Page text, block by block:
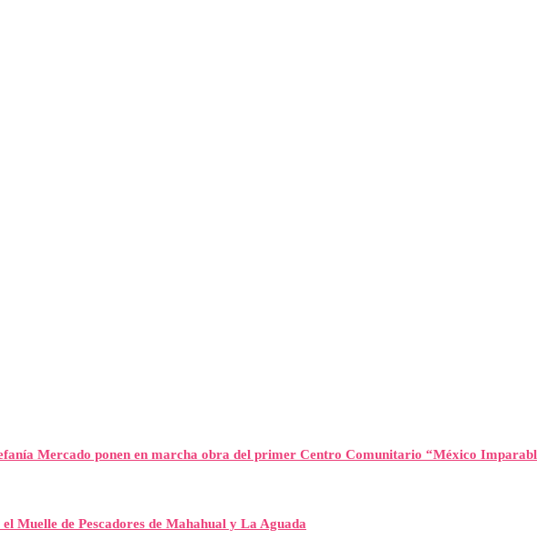
Mercado ponen en marcha obra del primer Centro Comunitario “México
Muelle de Pescadores de Mahahual y La Aguada